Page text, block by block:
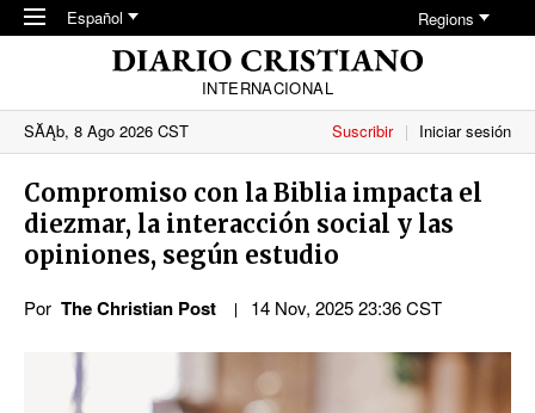
Skip to main content
Español Regions
INTERNACIONAL
SĂĄb, 8 Ago 2026 CST
Suscribir Iniciar sesión
Compromiso con la Biblia impacta el
diezmar, la interacción social y las
opiniones, según estudio
Por The Christian Post 14 Nov, 2025 23:36 CST